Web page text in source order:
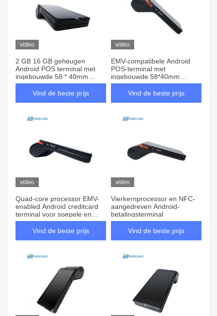
video
2 GB 16 GB geheugen
Android POS terminal met
ingebouwde 58 * 40mm
thermische printer en 5MP
cameraVind de beste prijs
video
EMV-compatibele Android
POS-terminal met
ingebouwde 58*40mm
thermische printer en 5MP
cameraVind de beste prijs
video
Quad-core processor EMV-
enabled Android creditcard
terminal voor soepele en
veilige transacties
Vind de beste prijs
video
Vierkernprocessor en NFC-
aangedreven Android-
betalingsterminal
Vind de beste prijs